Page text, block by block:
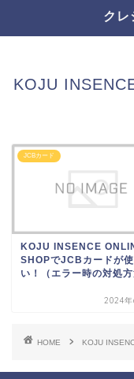
クレ
KOJU
JCBカード
KOJU INSENCE
SHOPでJCBカードが
い！（エラー時の対処方
2024年
HOME KOJU